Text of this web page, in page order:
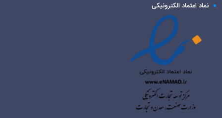
نماد اعتماد الکترونیکی